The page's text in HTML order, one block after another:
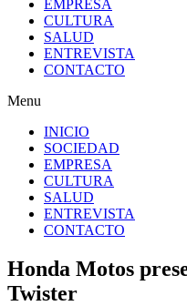
EMPRESA
CULTURA
SALUD
ENTREVISTA
CONTACTO
Menu
INICIO
SOCIEDAD
EMPRESA
CULTURA
SALUD
ENTREVISTA
CONTACTO
Honda Motos
Twister